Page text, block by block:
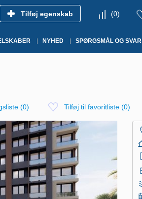
Tilføj egenskab (0)
NYHED SPØRGSMÅL OG SVAR
(0) Tilføj til favoritliste (0)